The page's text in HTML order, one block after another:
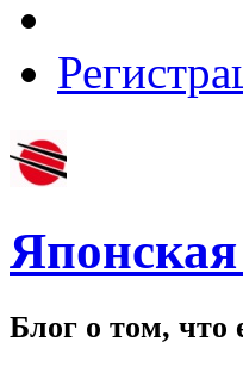
Блог о том, что